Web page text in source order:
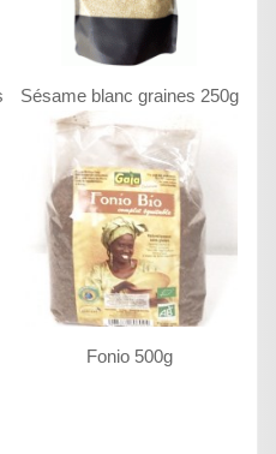
Sésame blanc graines 250g
Fonio 500g